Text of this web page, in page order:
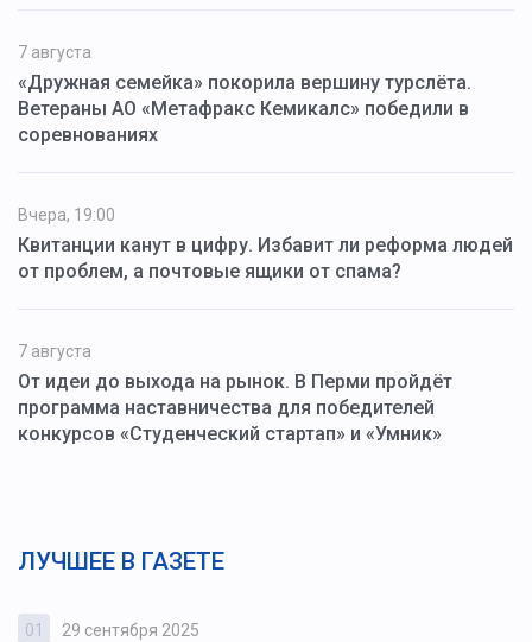
7 августа
«Дружная семейка» покорила вершину турслёта.
Ветераны АО «Метафракс Кемикалс» победили в
соревнованиях
Вчера, 19:00
Квитанции канут в цифру. Избавит ли реформа людей
от проблем, а почтовые ящики от спама?
7 августа
От идеи до выхода на рынок. В Перми пройдёт
программа наставничества для победителей
конкурсов «Студенческий стартап» и «Умник»
ЛУЧШЕЕ В ГАЗЕТЕ
01 29 сентября 2025